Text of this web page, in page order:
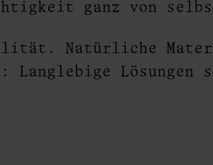
ganz von
Natürliche
Lösungen